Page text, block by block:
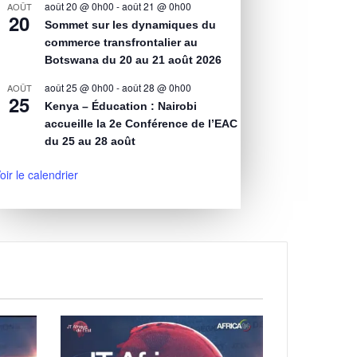
AOÛT
20
août 20 @ 0h00 -août 21 @ 0h00
Sommet sur les dynamiques du
commerce transfrontalier au
Botswana du 20 au 21 août 2026
AOÛT
25
août 25 @ 0h00 -août 28 @ 0h00
Kenya – Éducation : Nairobi
accueille la 2e Conférence de l’EAC
du 25 au 28 août
le calendrier